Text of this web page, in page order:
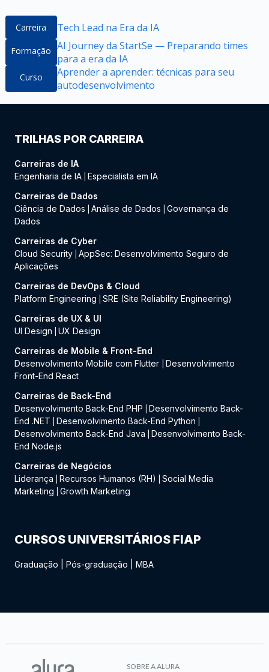
Carreira Tech Lead na Era da IA
Formação AI Journey da StartSe — Preparando times
para a era da IA
Curso
Aprender a aprender: técnicas para seu
autodesenvolvimento
TRILHAS POR CARREIRA
Carreiras de IA
Engenharia de IA Especialista em IA
Carreiras de Dados
Ciência de Dados
Análise de Dados
Governança de
Dados
Carreiras de Cyber
Cloud Security AppSec: Desenvolvimento Seguro de
Aplicações
Carreiras de DevOps & Cloud
Platform Engineering
SRE (Site Reliability Engineering)
Carreiras de UX & UI
UI Design
UX Design
Carreiras de Mobile & Front-End
Desenvolvimento Mobile com Flutter
Desenvolvimento
Front-End React
Carreiras de Back-End
Desenvolvimento Back-End PHP
Desenvolvimento Back-
End .NET
Desenvolvimento Back-End Python
Desenvolvimento Back-End Java
Desenvolvimento Back-
End Node.js
Carreiras de Negócios
Liderança
Recursos Humanos (RH)
Social Media
Marketing
Growth Marketing
CURSOS UNIVERSITÁRIOS FIAP
Graduação Pós-graduação MBA
SOBRE A ALURA